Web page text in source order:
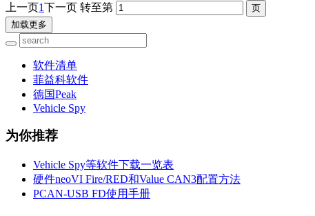
上一页1下一页 转至第
加载更多
软件清单
菲益科软件
德国Peak
Vehicle Spy
为你推荐
Vehicle Spy等软件下载一览表
硬件neoVI Fire/RED和Value CAN3配置方法
PCAN-USB FD使用手册